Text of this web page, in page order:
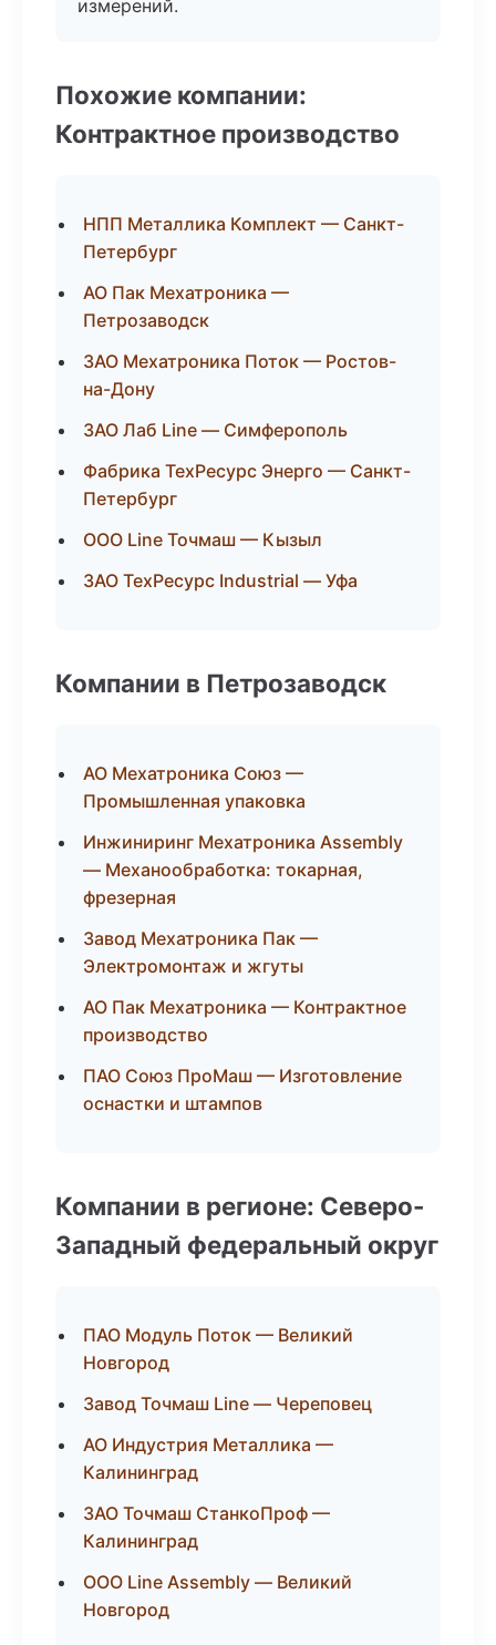
измерений.
Похожие компании:
Контрактное производство
НПП Металлика Комплект — Санкт-
Петербург
АО Пак Мехатроника —
Петрозаводск
ЗАО Мехатроника Поток — Ростов-
на-Дону
ЗАО Лаб Line — Симферополь
Фабрика ТехРесурс Энерго — Санкт-
Петербург
ООО Line Точмаш — Кызыл
ЗАО ТехРесурс Industrial — Уфа
Компании в Петрозаводск
АО Мехатроника Союз —
Промышленная упаковка
Инжиниринг Мехатроника Assembly
— Механообработка: токарная,
фрезерная
Завод Мехатроника Пак —
Электромонтаж и жгуты
АО Пак Мехатроника — Контрактное
производство
ПАО Союз ПроМаш — Изготовление
оснастки и штампов
Компании в регионе: Северо-
Западный федеральный округ
ПАО Модуль Поток — Великий
Новгород
Завод Точмаш Line — Череповец
АО Индустрия Металлика —
Калининград
ЗАО Точмаш СтанкоПроф —
Калининград
ООО Line Assembly — Великий
Новгород